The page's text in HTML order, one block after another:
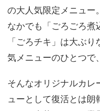
の大人気限定メニュー。
なかでも「ごろごろ煮
「ごろチキ」は大ぶ
気メニューのひとつで
そんなオリジナルカレ
ューとして復活とは朗